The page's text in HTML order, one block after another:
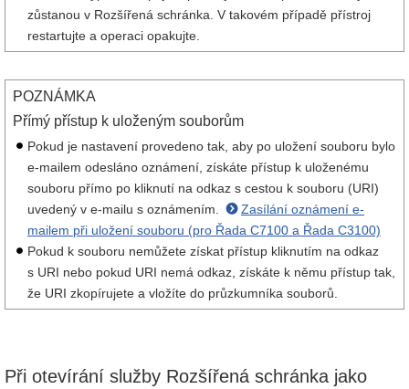
zůstanou v Rozšířená schránka. V takovém případě přístroj
restartujte a operaci opakujte.
POZNÁMKA
Přímý přístup k uloženým souborům
Pokud je nastavení provedeno tak, aby po uložení souboru bylo
e-mailem odesláno oznámení, získáte přístup k uloženému
souboru přímo po kliknutí na odkaz s cestou k souboru (URI)
uvedený v e-mailu s oznámením.
Zasílání oznámení e-
mailem při uložení souboru (pro Řada C7100 a Řada C3100)
Pokud k souboru nemůžete získat přístup kliknutím na odkaz
s URI nebo pokud URI nemá odkaz, získáte k němu přístup tak,
že URI zkopírujete a vložíte do průzkumníka souborů.
Při otevírání služby Rozšířená schránka jako